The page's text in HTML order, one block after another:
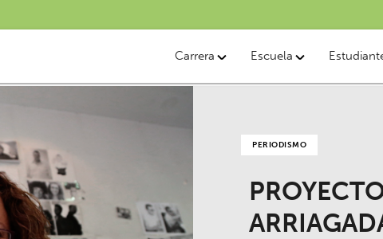
Carrera Escuela
PERIODISMO